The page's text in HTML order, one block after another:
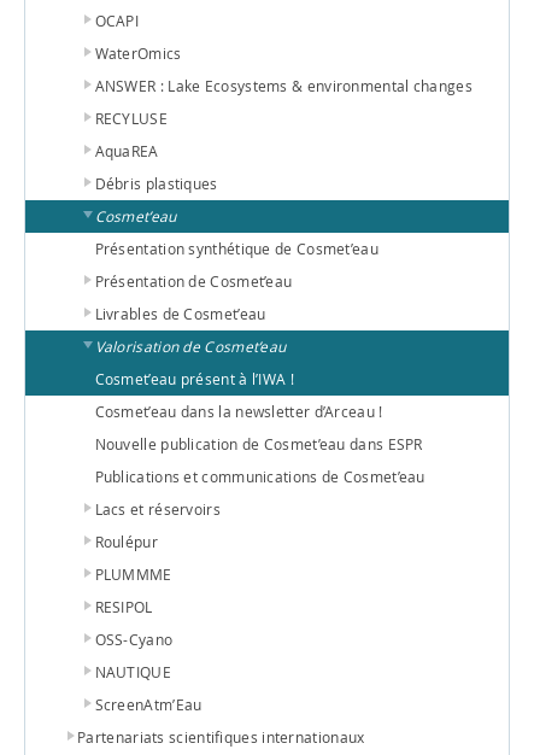
OCAPI
WaterOmics
ANSWER : Lake Ecosystems & environmental changes
RECYLUSE
AquaREA
Débris plastiques
Cosmet’eau
Présentation synthétique de Cosmet’eau
Présentation de Cosmet’eau
Livrables de Cosmet’eau
Valorisation de Cosmet’eau
Cosmet’eau présent à l’IWA !
Cosmet’eau dans la newsletter d’Arceau !
Nouvelle publication de Cosmet’eau dans ESPR
Publications et communications de Cosmet’eau
Lacs et réservoirs
Roulépur
PLUMMME
RESIPOL
OSS-Cyano
NAUTIQUE
ScreenAtm’Eau
Partenariats scientifiques internationaux